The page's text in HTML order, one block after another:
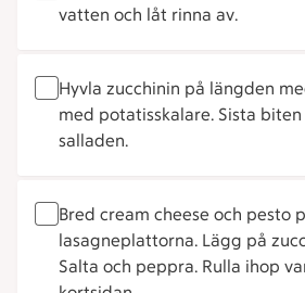
vatten och låt rinna av.
Hyvla zucchinin på längden
med potatisskalare. Sista biten
salladen.
Bred cream cheese och pesto
lasagneplattorna. Lägg på
Salta och peppra. Rulla ihop